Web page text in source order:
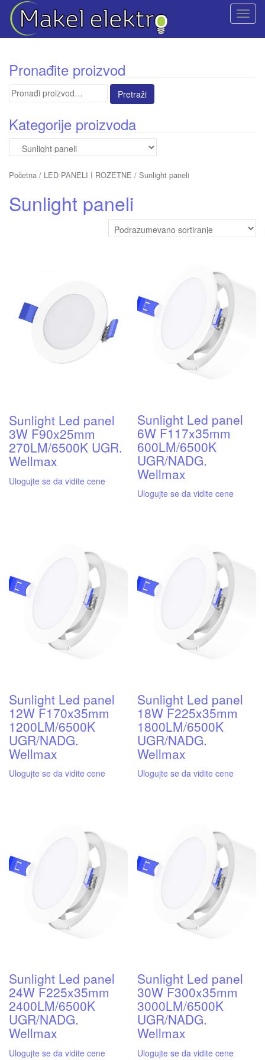
T
n
Pronađite proizvod
Pretraga
Kategorije proizvoda
Početna / LED PANELI I ROZETNE / Sunlight paneli
Sunlight paneli
Sunlight Led panel
3W F90x25mm
270LM/6500K UGR.
Wellmax
Ulogujte se da vidite cene
Sunlight Led panel
6W F117x35mm
600LM/6500K
UGR/NADG.
Wellmax
Ulogujte se da vidite cene
Sunlight Led panel
12W F170x35mm
1200LM/6500K
UGR/NADG.
Wellmax
Ulogujte se da vidite cene
Sunlight Led panel
18W F225x35mm
1800LM/6500K
UGR/NADG.
Wellmax
Ulogujte se da vidite cene
Sunlight Led panel
24W F225x35mm
2400LM/6500K
UGR/NADG.
Wellmax
Ulogujte se da vidite cene
Sunlight Led panel
30W F300x35mm
3000LM/6500K
UGR/NADG.
Wellmax
Ulogujte se da vidite cene